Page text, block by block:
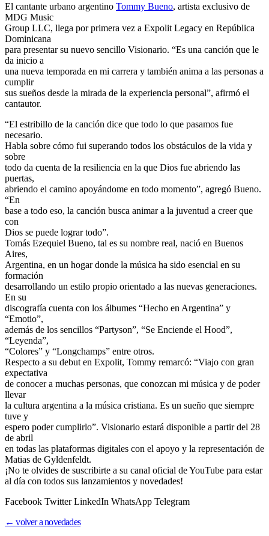
El cantante urbano argentino Tommy Bueno, artista exclusivo de
MDG Music
Group LLC, llega por primera vez a Expolit Legacy en República
Dominicana
para presentar su nuevo sencillo Visionario. “Es una canción que le
da inicio a
una nueva temporada en mi carrera y también anima a las personas a
cumplir
sus sueños desde la mirada de la experiencia personal”, afirmó el
cantautor.
“El estribillo de la canción dice que todo lo que pasamos fue
necesario.
Habla sobre cómo fui superando todos los obstáculos de la vida y
sobre
todo da cuenta de la resiliencia en la que Dios fue abriendo las
puertas,
abriendo el camino apoyándome en todo momento”, agregó Bueno.
“En
base a todo eso, la canción busca animar a la juventud a creer que
con
Dios se puede lograr todo”.
Tomás Ezequiel Bueno, tal es su nombre real, nació en Buenos
Aires,
Argentina, en un hogar donde la música ha sido esencial en su
formación
desarrollando un estilo propio orientado a las nuevas generaciones.
En su
discografía cuenta con los álbumes “Hecho en Argentina” y
“Emotio”,
además de los sencillos “Partyson”, “Se Enciende el Hood”,
“Leyenda”,
“Colores” y “Longchamps” entre otros.
Respecto a su debut en Expolit, Tommy remarcó: “Viajo con gran
expectativa
de conocer a muchas personas, que conozcan mi música y de poder
llevar
la cultura argentina a la música cristiana. Es un sueño que siempre
tuve y
espero poder cumplirlo”. Visionario estará disponible a partir del 28
de abril
en todas las plataformas digitales con el apoyo y la representación de
Matias de Gyldenfeldt.
¡No te olvides de suscribirte a su canal oficial de YouTube para estar
al día con todos sus lanzamientos y novedades!
Facebook Twitter LinkedIn WhatsApp Telegram
← volver a novedades